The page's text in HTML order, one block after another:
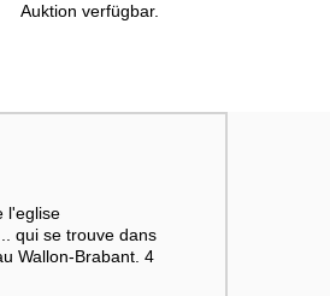
Auktion verfügbar.
l'eglise
qui se trouve dans
Wallon-Brabant. 4